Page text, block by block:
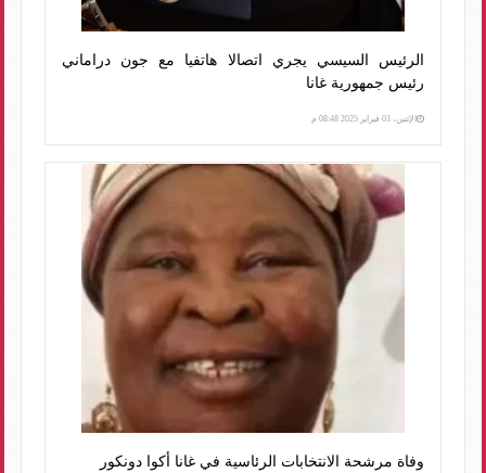
الرئيس السيسي يجري اتصالا هاتفيا مع جون دراماني
رئيس جمهورية غانا
الإثنين، 03 فبراير 2025 08:48 م
وفاة مرشحة الانتخابات الرئاسية في غانا أكوا دونكور